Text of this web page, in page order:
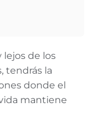
lejos de los
tendrás la
donde el
mantiene